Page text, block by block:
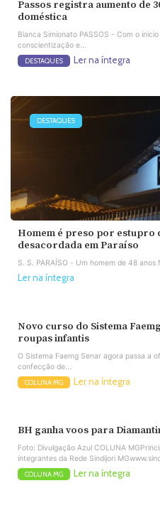
Passos registra aumento de
doméstica
Bianca Simionato PASSOS - Com o
conscientização e...
DESTAQUES Ler na íntegra
DESTAQUES
Homem é preso por estupro
desacordada em Paraíso
S. S. PARAÍSO - Um homem de 48
Ler na íntegra
Novo curso do Sistema
roupas infantis
O Sistema Faemg Senar agora passa a
confecção de...
COLUNA MG Ler na íntegra
BH ganha voos para
Foto: Divulgação Azul COLUNA
integrantes da Rede Sindijori
COLUNA MG Ler na íntegra